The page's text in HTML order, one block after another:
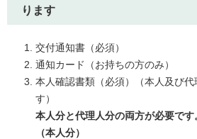
ります
交付通知書（必須）
通知カード（お持ちの方のみ）
本人確認書類（必須）（本人及び
す）
本人分と代理人分の両方が必要です
（本人分）